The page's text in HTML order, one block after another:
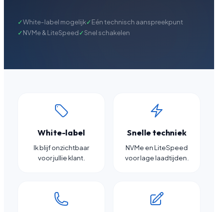
✓White-label mogelijk✓Eén technisch aanspreekpunt
✓NVMe & LiteSpeed✓Snel schakelen
White-label
Ik blijf onzichtbaar
voor jullie klant.
Snelle techniek
NVMe en LiteSpeed
voor lage laadtijden.